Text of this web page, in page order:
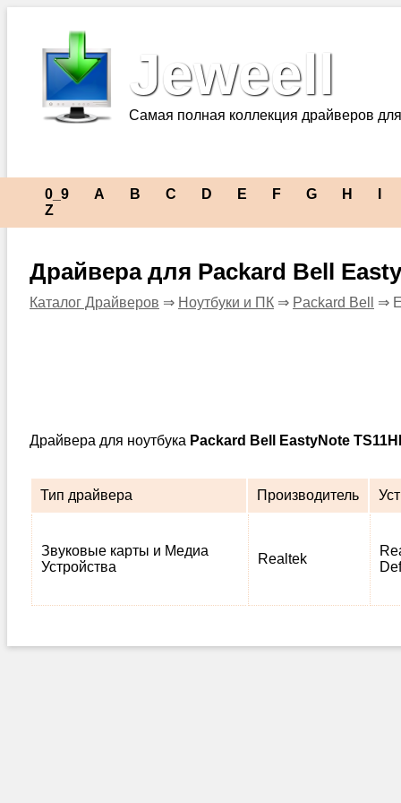
Jeweell
Самая полная коллекция драйверов
0_9 A B C D E F G H
Z
Драйвера для Packard Bell
Каталог Драйверов ⇒ Ноутбуки и ПК ⇒ Packard Bell ⇒
Драйвера для ноутбука Packard Bell EastyNote
Тип драйвера Производитель
Звуковые карты и Медиа
Устройства
Realtek